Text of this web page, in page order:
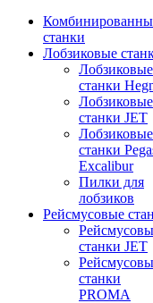
станки
Лобзиковые
Лобзиковые
станки
Лобзиковые
станки JET
Лобзиковые
станки
Excalibur
Пилки для
лобзиков
Рейсмусовые
станки JET
станки
PROMA